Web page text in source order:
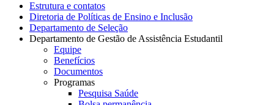
Estrutura e contatos
Diretoria de Políticas de Ensino e Inclusão
Departamento de Seleção
Departamento de Gestão de Assistência Estudantil
Equipe
Benefícios
Documentos
Programas
Pesquisa Saúde